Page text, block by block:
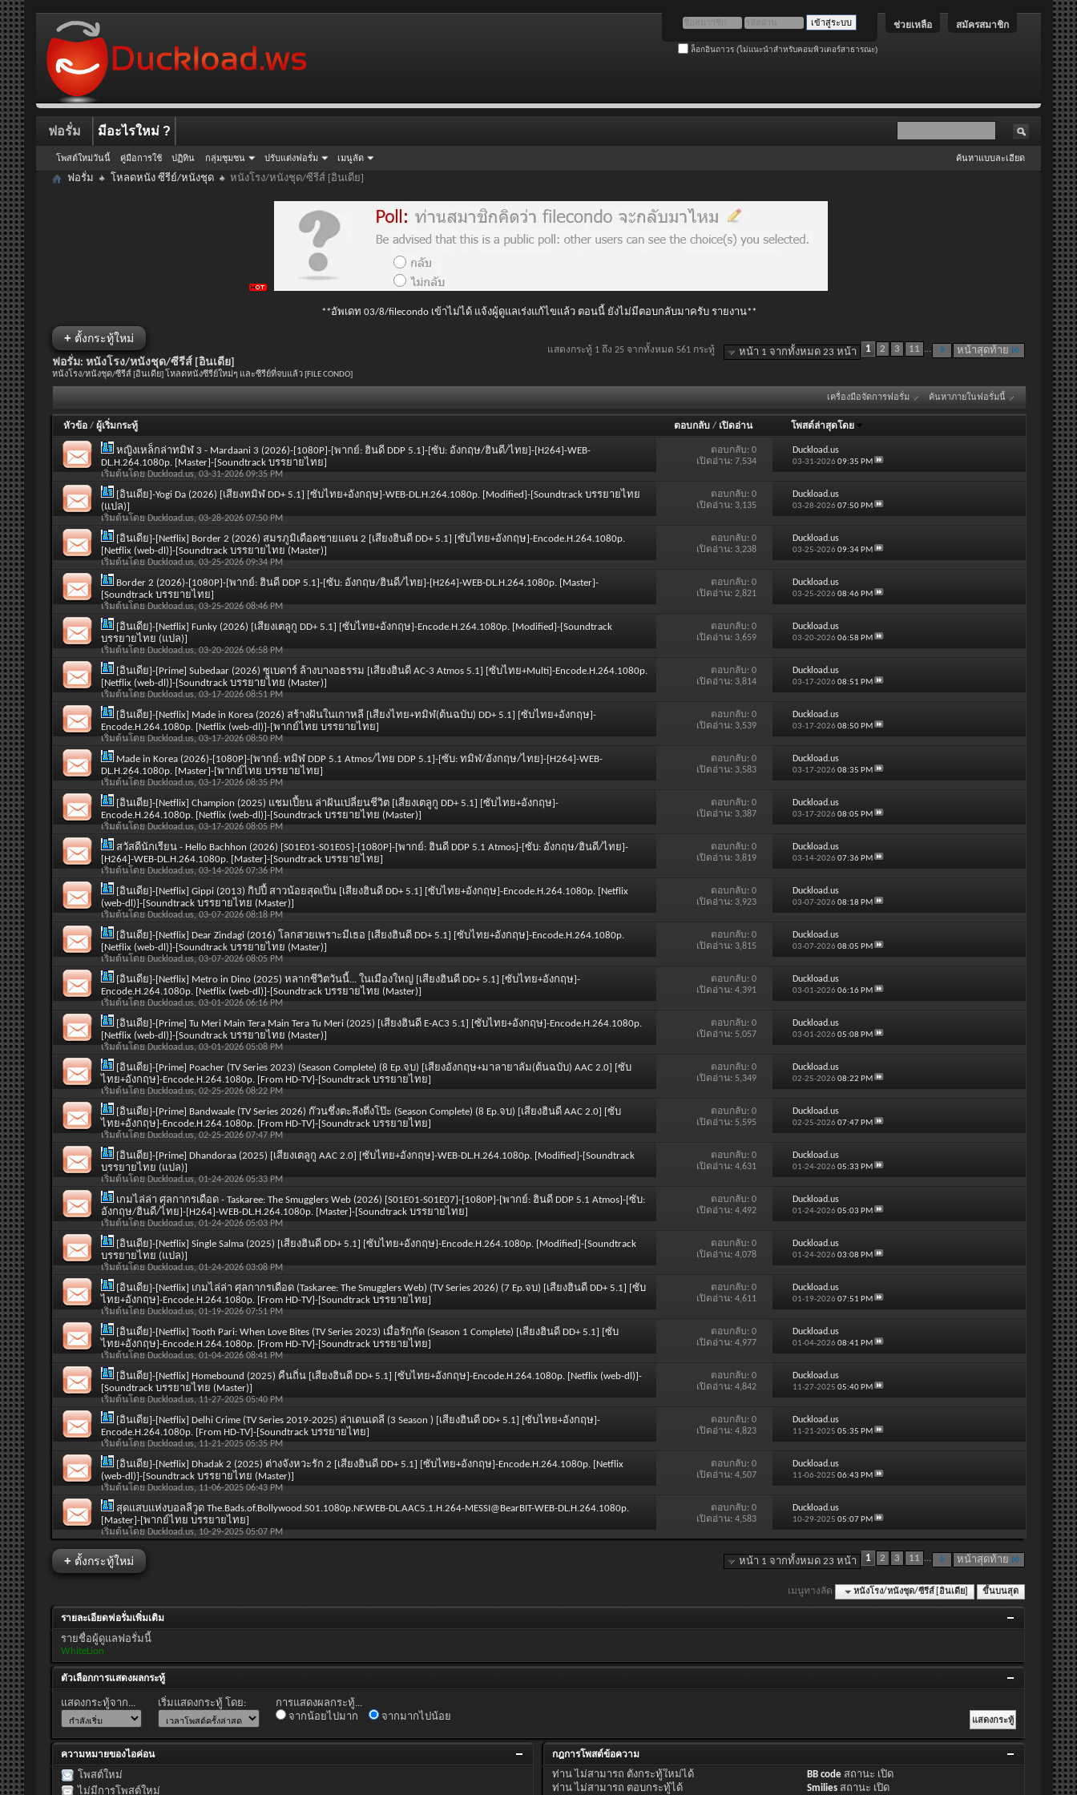
สมัครสมาชิก
ช่วยเหลือ
ล็อกอินถาวร (ไม่แนะนำสำหรับคอมพิวเตอร์สาธารณะ)
ฟอรั่ม
โพสต์ใหม่วันนี้ คู่มือการใช้ ปฏิทิน กลุ่มชุมชน ปรับแต่งฟอรั่ม เมนูลัด
มีอะไรใหม่ ?
ค้นหาแบบละเอียด
ฟอรั่ม โหลดหนัง ซีรีย์/หนังชุด หนังโรง/หนังชุด/ซีรีส์ [อินเดีย]
**อัพเดท 03/8/filecondo เข้าไม่ได้ แจ้งผู้ดูแลเร่งแก้ไขแล้ว ตอนนี้ ยังไม่มีตอบกลับมาครับ รายงาน**
+ ตั้งกระทู้ใหม่
หน้า 1 จากทั้งหมด 23 หน้า 1 2 3 11 ... หน้าสุดท้าย
แสดงกระทู้ 1 ถึง 25 จากทั้งหมด 561 กระทู้
ฟอรั่ม: หนังโรง/หนังชุด/ซีรีส์ [อินเดีย]
หนังโรง/หนังชุด/ซีรีส์ [อินเดีย] โหลดหนังซีรีย์ใหม่ๆ และซีรีย์ที่จบแล้ว [FILE CONDO]
เครื่องมือจัดการฟอรั่ม ค้นหาภายในฟอรั่มนี้
หัวข้อ / ผู้เริ่มกระทู้ ตอบกลับ / เปิดอ่าน โพสต์ล่าสุดโดย
หญิงเหล็กล่าทมิฬ 3 - Mardaani 3 (2026)-[1080P]-[พากย์: ฮินดี DDP 5.1]-[ซับ: อังกฤษ/ฮินดี/ไทย]-[H264]-WEB-
DL.H.264.1080p. [Master]-[Soundtrack บรรยายไทย]
เริ่มต้นโดย Duckload.us, 03-31-2026 09:35 PM
ตอบกลับ:0
เปิดอ่าน: 7,534
Duckload.us
03-31-2026 09:35 PM
[อินเดีย]-Yogi Da (2026) [เสียงทมิฬ DD+ 5.1] [ซับไทย+อังกฤษ]-WEB-DL.H.264.1080p. [Modified]-[Soundtrack บรรยายไทย
(แปล)]
เริ่มต้นโดย Duckload.us, 03-28-2026 07:50 PM
ตอบกลับ:0
เปิดอ่าน: 3,135
Duckload.us
03-28-2026 07:50 PM
[อินเดีย]-[Netflix] Border 2 (2026) สมรภูมิเดือดชายแดน 2 [เสียงฮินดี DD+ 5.1] [ซับไทย+อังกฤษ]-Encode.H.264.1080p.
[Netflix (web-dl)]-[Soundtrack บรรยายไทย (Master)]
เริ่มต้นโดย Duckload.us, 03-25-2026 09:34 PM
ตอบกลับ:0
เปิดอ่าน: 3,238
Duckload.us
03-25-2026 09:34 PM
Border 2 (2026)-[1080P]-[พากย์: ฮินดี DDP 5.1]-[ซับ: อังกฤษ/ฮินดี/ไทย]-[H264]-WEB-DL.H.264.1080p. [Master]-
[Soundtrack บรรยายไทย]
เริ่มต้นโดย Duckload.us, 03-25-2026 08:46 PM
ตอบกลับ:0
เปิดอ่าน: 2,821
Duckload.us
03-25-2026 08:46 PM
[อินเดีย]-[Netflix] Funky (2026) [เสียงเตลูกู DD+ 5.1] [ซับไทย+อังกฤษ]-Encode.H.264.1080p. [Modified]-[Soundtrack
บรรยายไทย (แปล)]
เริ่มต้นโดย Duckload.us, 03-20-2026 06:58 PM
ตอบกลับ:0
เปิดอ่าน: 3,659
Duckload.us
03-20-2026 06:58 PM
[อินเดีย]-[Prime] Subedaar (2026) ซูเบดาร์ ล้างบางอธรรม [เสียงฮินดี AC-3 Atmos 5.1] [ซับไทย+Multi]-Encode.H.264.1080p.
[Netflix (web-dl)]-[Soundtrack บรรยายไทย (Master)]
เริ่มต้นโดย Duckload.us, 03-17-2026 08:51 PM
ตอบกลับ:0
เปิดอ่าน: 3,814
Duckload.us
03-17-2026 08:51 PM
[อินเดีย]-[Netflix] Made in Korea (2026) สร้างฝันในเกาหลี [เสียงไทย+ทมิฬ(ต้นฉบับ) DD+ 5.1] [ซับไทย+อังกฤษ]-
Encode.H.264.1080p. [Netflix (web-dl)]-[พากย์ไทย บรรยายไทย]
เริ่มต้นโดย Duckload.us, 03-17-2026 08:50 PM
ตอบกลับ:0
เปิดอ่าน: 3,539
Duckload.us
03-17-2026 08:50 PM
Made in Korea (2026)-[1080P]-[พากย์: ทมิฬ DDP 5.1 Atmos/ไทย DDP 5.1]-[ซับ: ทมิฬ/อังกฤษ/ไทย]-[H264]-WEB-
DL.H.264.1080p. [Master]-[พากย์ไทย บรรยายไทย]
เริ่มต้นโดย Duckload.us, 03-17-2026 08:35 PM
ตอบกลับ:0
เปิดอ่าน: 3,583
Duckload.us
03-17-2026 08:35 PM
[อินเดีย]-[Netflix] Champion (2025) แชมเปี้ยน ล่าฝันเปลี่ยนชีวิต [เสียงเตลูกู DD+ 5.1] [ซับไทย+อังกฤษ]-
Encode.H.264.1080p. [Netflix (web-dl)]-[Soundtrack บรรยายไทย (Master)]
เริ่มต้นโดย Duckload.us, 03-17-2026 08:05 PM
ตอบกลับ:0
เปิดอ่าน: 3,387
Duckload.us
03-17-2026 08:05 PM
สวัสดีนักเรียน - Hello Bachhon (2026) [S01E01-S01E05]-[1080P]-[พากย์: ฮินดี DDP 5.1 Atmos]-[ซับ: อังกฤษ/ฮินดี/ไทย]-
[H264]-WEB-DL.H.264.1080p. [Master]-[Soundtrack บรรยายไทย]
เริ่มต้นโดย Duckload.us, 03-14-2026 07:36 PM
ตอบกลับ:0
เปิดอ่าน: 3,819
Duckload.us
03-14-2026 07:36 PM
[อินเดีย]-[Netflix] Gippi (2013) กิปปี้ สาวน้อยสุดเปิ่น [เสียงฮินดี DD+ 5.1] [ซับไทย+อังกฤษ]-Encode.H.264.1080p. [Netflix
(web-dl)]-[Soundtrack บรรยายไทย (Master)]
เริ่มต้นโดย Duckload.us, 03-07-2026 08:18 PM
ตอบกลับ:0
เปิดอ่าน: 3,923
Duckload.us
03-07-2026 08:18 PM
[อินเดีย]-[Netflix] Dear Zindagi (2016) โลกสวยเพราะมีเธอ [เสียงฮินดี DD+ 5.1] [ซับไทย+อังกฤษ]-Encode.H.264.1080p.
[Netflix (web-dl)]-[Soundtrack บรรยายไทย (Master)]
เริ่มต้นโดย Duckload.us, 03-07-2026 08:05 PM
ตอบกลับ:0
เปิดอ่าน: 3,815
Duckload.us
03-07-2026 08:05 PM
[อินเดีย]-[Netflix] Metro in Dino (2025) หลากชีวิตวันนี้... ในเมืองใหญ่ [เสียงฮินดี DD+ 5.1] [ซับไทย+อังกฤษ]-
Encode.H.264.1080p. [Netflix (web-dl)]-[Soundtrack บรรยายไทย (Master)]
เริ่มต้นโดย Duckload.us, 03-01-2026 06:16 PM
ตอบกลับ:0
เปิดอ่าน: 4,391
Duckload.us
03-01-2026 06:16 PM
[อินเดีย]-[Prime] Tu Meri Main Tera Main Tera Tu Meri (2025) [เสียงฮินดี E-AC3 5.1] [ซับไทย+อังกฤษ]-Encode.H.264.1080p.
[Netflix (web-dl)]-[Soundtrack บรรยายไทย (Master)]
เริ่มต้นโดย Duckload.us, 03-01-2026 05:08 PM
ตอบกลับ:0
เปิดอ่าน: 5,057
Duckload.us
03-01-2026 05:08 PM
[อินเดีย]-[Prime] Poacher (TV Series 2023) (Season Complete) (8 Ep.จบ) [เสียงอังกฤษ+มาลายาลัม(ต้นฉบับ) AAC 2.0] [ซับ
ไทย+อังกฤษ]-Encode.H.264.1080p. [From HD-TV]-[Soundtrack บรรยายไทย]
เริ่มต้นโดย Duckload.us, 02-25-2026 08:22 PM
ตอบกลับ:0
เปิดอ่าน: 5,349
Duckload.us
02-25-2026 08:22 PM
[อินเดีย]-[Prime] Bandwaale (TV Series 2026) ก๊วนชึ่งตะลึงตึ่งโป๊ะ (Season Complete) (8 Ep.จบ) [เสียงฮินดี AAC 2.0] [ซับ
ไทย+อังกฤษ]-Encode.H.264.1080p. [From HD-TV]-[Soundtrack บรรยายไทย]
เริ่มต้นโดย Duckload.us, 02-25-2026 07:47 PM
ตอบกลับ:0
เปิดอ่าน: 5,595
Duckload.us
02-25-2026 07:47 PM
[อินเดีย]-[Prime] Dhandoraa (2025) [เสียงเตลูกู AAC 2.0] [ซับไทย+อังกฤษ]-WEB-DL.H.264.1080p. [Modified]-[Soundtrack
บรรยายไทย (แปล)]
เริ่มต้นโดย Duckload.us, 01-24-2026 05:33 PM
ตอบกลับ:0
เปิดอ่าน: 4,631
Duckload.us
01-24-2026 05:33 PM
เกมไล่ล่า ศุลกากรเดือด - Taskaree: The Smugglers Web (2026) [S01E01-S01E07]-[1080P]-[พากย์: ฮินดี DDP 5.1 Atmos]-[ซับ:
อังกฤษ/ฮินดี/ไทย]-[H264]-WEB-DL.H.264.1080p. [Master]-[Soundtrack บรรยายไทย]
เริ่มต้นโดย Duckload.us, 01-24-2026 05:03 PM
ตอบกลับ:0
เปิดอ่าน: 4,492
Duckload.us
01-24-2026 05:03 PM
[อินเดีย]-[Netflix] Single Salma (2025) [เสียงฮินดี DD+ 5.1] [ซับไทย+อังกฤษ]-Encode.H.264.1080p. [Modified]-[Soundtrack
บรรยายไทย (แปล)]
เริ่มต้นโดย Duckload.us, 01-24-2026 03:08 PM
ตอบกลับ:0
เปิดอ่าน: 4,078
Duckload.us
01-24-2026 03:08 PM
[อินเดีย]-[Netflix] เกมไล่ล่า ศุลกากรเดือด (Taskaree: The Smugglers Web) (TV Series 2026) (7 Ep.จบ) [เสียงฮินดี DD+ 5.1] [ซับ
ไทย+อังกฤษ]-Encode.H.264.1080p. [From HD-TV]-[Soundtrack บรรยายไทย]
เริ่มต้นโดย Duckload.us, 01-19-2026 07:51 PM
ตอบกลับ:0
เปิดอ่าน: 4,611
Duckload.us
01-19-2026 07:51 PM
[อินเดีย]-[Netflix] Tooth Pari: When Love Bites (TV Series 2023) เมื่อรักกัด (Season 1 Complete) [เสียงฮินดี DD+ 5.1] [ซับ
ไทย+อังกฤษ]-Encode.H.264.1080p. [From HD-TV]-[Soundtrack บรรยายไทย]
เริ่มต้นโดย Duckload.us, 01-04-2026 08:41 PM
ตอบกลับ:0
เปิดอ่าน: 4,977
Duckload.us
01-04-2026 08:41 PM
[อินเดีย]-[Netflix] Homebound (2025) คืนถิ่น [เสียงฮินดี DD+ 5.1] [ซับไทย+อังกฤษ]-Encode.H.264.1080p. [Netflix (web-dl)]-
[Soundtrack บรรยายไทย (Master)]
เริ่มต้นโดย Duckload.us, 11-27-2025 05:40 PM
ตอบกลับ:0
เปิดอ่าน: 4,842
Duckload.us
11-27-2025 05:40 PM
[อินเดีย]-[Netflix] Delhi Crime (TV Series 2019-2025) ล่าเดนเดลี (3 Season ) [เสียงฮินดี DD+ 5.1] [ซับไทย+อังกฤษ]-
Encode.H.264.1080p. [From HD-TV]-[Soundtrack บรรยายไทย]
เริ่มต้นโดย Duckload.us, 11-21-2025 05:35 PM
ตอบกลับ:0
เปิดอ่าน: 4,823
Duckload.us
11-21-2025 05:35 PM
[อินเดีย]-[Netflix] Dhadak 2 (2025) ต่างจังหวะรัก 2 [เสียงฮินดี DD+ 5.1] [ซับไทย+อังกฤษ]-Encode.H.264.1080p. [Netflix
(web-dl)]-[Soundtrack บรรยายไทย (Master)]
เริ่มต้นโดย Duckload.us, 11-06-2025 06:43 PM
ตอบกลับ:0
เปิดอ่าน: 4,507
Duckload.us
11-06-2025 06:43 PM
สุดแสบแห่งบอลลีวูด The.Bads.of.Bollywood.S01.1080p.NF.WEB-DL.AAC5.1.H.264-MESSI@BearBIT-WEB-DL.H.264.1080p.
[Master]-[พากย์ไทย บรรยายไทย]
เริ่มต้นโดย Duckload.us, 10-29-2025 05:07 PM
ตอบกลับ:0
เปิดอ่าน: 4,583
Duckload.us
10-29-2025 05:07 PM
+ ตั้งกระทู้ใหม่ หน้า 1 จากทั้งหมด 23 หน้า 1 2 3 11 ... หน้าสุดท้าย
เมนูทางลัด หนังโรง/หนังชุด/ซีรีส์ [อินเดีย] ขึ้นบนสุด
รายละเอียดฟอรั่มเพิ่มเติม
รายชื่อผู้ดูแลฟอรั่มนี้
WhiteLion
ตัวเลือกการแสดงผลกระทู้
แสดงกระทู้จาก... เริ่มแสดงกระทู้ โดย:
การแสดงผลกระทู้...
จากน้อยไปมาก
จากมากไปน้อย
ความหมายของไอค่อน
โพสต์ใหม่
ไม่มีการโพสต์ใหม่
กฎการโพสต์ข้อความ
ท่านไม่สามารถ ตั้งกระทู้ใหม่ได้
ท่านไม่สามารถ ตอบกระทู้ได้
BB code สถานะ เปิด
Smilies สถานะ เปิด